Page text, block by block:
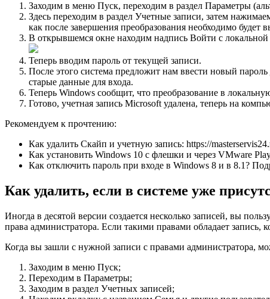
Заходим в меню Пуск, переходим в раздел Параметры
Здесь переходим в раздел Учетные записи, затем
как после завершения преобразования необходимо будет
В открывшемся окне находим надпись Войти с локальной
Теперь вводим пароль от текущей записи.
После этого система предложит нам ввести новый
старые данные для входа.
Теперь Windows сообщит, что преобразование в
Готово, учетная запись Microsoft удалена, теперь на
Рекомендуем к прочтению:
Как удалить Скайп и учетную запись: https://
Как установить Windows 10 с флешки и через VMware
Как отключить пароль при входе в Windows 8 и в 8.1?
Как удалить, если в системе уже
Иногда в десятой версии создается несколько записей, вы
права администратора. Если такими правами обладает
Когда вы зашли с нужной записи с правами администратора,
Заходим в меню Пуск;
Переходим в Параметры;
Заходим в раздел Учетных записей;